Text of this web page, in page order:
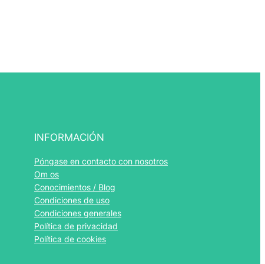
INFORMACIÓN
Póngase en contacto con nosotros
Om os
Conocimientos / Blog
Condiciones de uso
Condiciones generales
Política de privacidad
Política de cookies
Română